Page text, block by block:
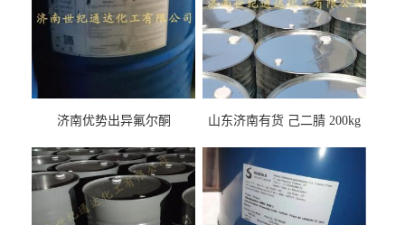
济南优势出异氟尔酮
山东济南有货 己二腈 200kg